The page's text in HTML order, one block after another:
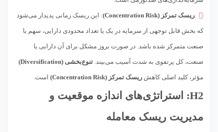
ریسک تمرکز (Concentration Risk) : این ریسک زمانی پدیدار می‌شود
که بخش قابل توجهی از سرمایه در یک یا تعداد محدودی دارایی، سهم یا
صنعت متمرکز شده باشد. در صورت بروز مشکل برای آن دارایی یا
صنعت، کل پرتفوی به شدت آسیب می‌بیند. تنوع‌بخشی (Diversification)
مؤثر، کلید اصلی کاهش ریسک تمرکز (Concentration Risk) است.
H2: استراتژی‌های اندازه موقعیت و
مدیریت ریسک معامله